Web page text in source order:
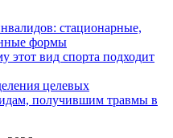
стационарные,
формы
этот вид спорта подходит
целевых
получившим травмы в